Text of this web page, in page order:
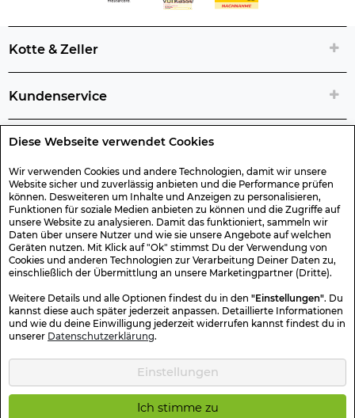
Diese Webseite verwendet Cookies
Wir verwenden Cookies und andere Technologien, damit wir unsere
Website sicher und zuverlässig anbieten und die Performance prüfen
können. Desweiteren um Inhalte und Anzeigen zu personalisieren,
Funktionen für soziale Medien anbieten zu können und die Zugriffe auf
unsere Website zu analysieren. Damit das funktioniert, sammeln wir
Daten über unsere Nutzer und wie sie unsere Angebote auf welchen
Geräten nutzen. Mit Klick auf "Ok" stimmst Du der Verwendung von
Cookies und anderen Technologien zur Verarbeitung Deiner Daten zu,
einschließlich der Übermittlung an unsere Marketingpartner (Dritte).
Weitere Details und alle Optionen findest du in den "Einstellungen". Du
kannst diese auch später jederzeit anpassen. Detaillierte Informationen
und wie du deine Einwilligung jederzeit widerrufen kannst findest du in
unserer Datenschutzerklärung.
Einstellungen
Ich stimme zu
Kotte & Zeller
Kundenservice
Rechtliche Artikelinfos
Geschenk-Gutscheine
Versand & Rücksendung
Sicher Einkaufen
Kotte & Zeller 2026 © Alle Rechte vorbehalten. Die durchgestrichenen